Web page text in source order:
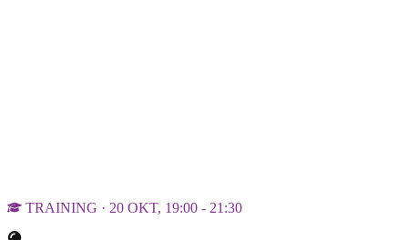
TRAINING · 20 OKT, 19:00 - 21:30